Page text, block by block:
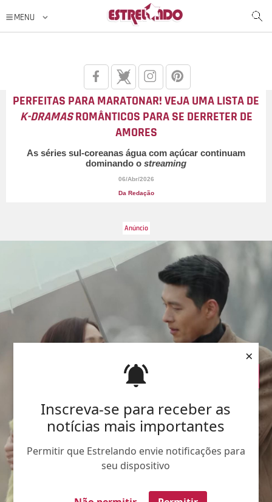
Inscreva-se para receber as
notícias mais importantes
Permitir que Estrelando envie notificações para
seu dispositivo
×
PERFEITAS PARA MARATONAR! VEJA UMA LISTA DE
K-DRAMASROMÂNTICOS PARA SE DERRETER DE
AMORES
As séries sul-coreanas água com açúcar continuam
dominando o streaming
06/Abr/2026
Da Redação